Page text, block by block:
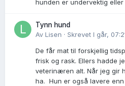
hunden er undervektig
Tynn hund
Av Lisen · Skrevet I går,
De får mat til forskjellig
frisk og rask. Ellers hadde
veterinæren alt. Når jeg gir
ha. Hun er også lavere